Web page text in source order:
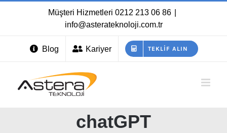
Müşteri Hizmetleri 0212 213 06 86
info@asterateknoloji.com.tr
Blog Kariyer TEKLIF ALIN
chatGPT